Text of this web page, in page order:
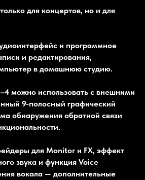
для концертов, но и для
и программное
и редактирования,
в домашнюю студию.
можно использовать с внешними
9-полосный графический
обнаружения обратной связи
для Monitor и FX, эффект
звука и функция Voice
вокала — дополнительные